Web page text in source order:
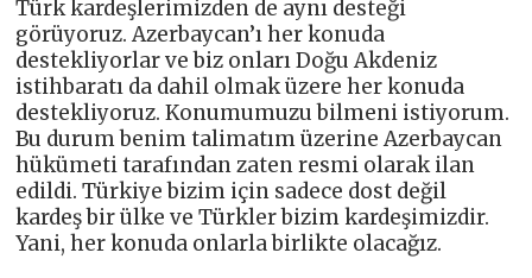
Türk kardeşlerimizden de aynı desteği
görüyoruz. Azerbaycan’ı her konuda
destekliyorlar ve biz onları Doğu Akdeniz
istihbaratı da dahil olmak üzere her konuda
destekliyoruz. Konumumuzu bilmeni istiyorum.
Bu durum benim talimatım üzerine Azerbaycan
hükümeti tarafından zaten resmi olarak ilan
edildi. Türkiye bizim için sadece dost değil
kardeş bir ülke ve Türkler bizim kardeşimizdir.
Yani, her konuda onlarla birlikte olacağız.